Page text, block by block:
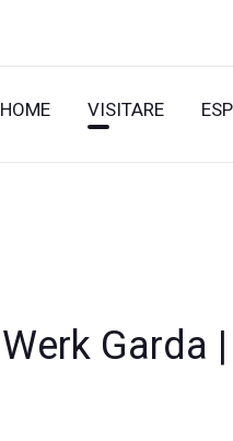
HOME VISITARE
Werk Garda